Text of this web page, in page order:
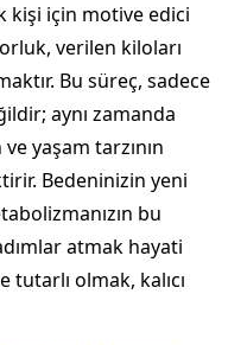
kişi için motive edici
verilen kiloları
Bu süreç, sadece
aynı zamanda
ve yaşam tarzının
Bedeninizin yeni
bu
atmak hayati
tutarlı olmak, kalıcı